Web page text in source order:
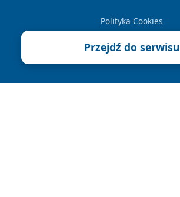
Polityka Cookies
Przejdź do serwisu
Polityka